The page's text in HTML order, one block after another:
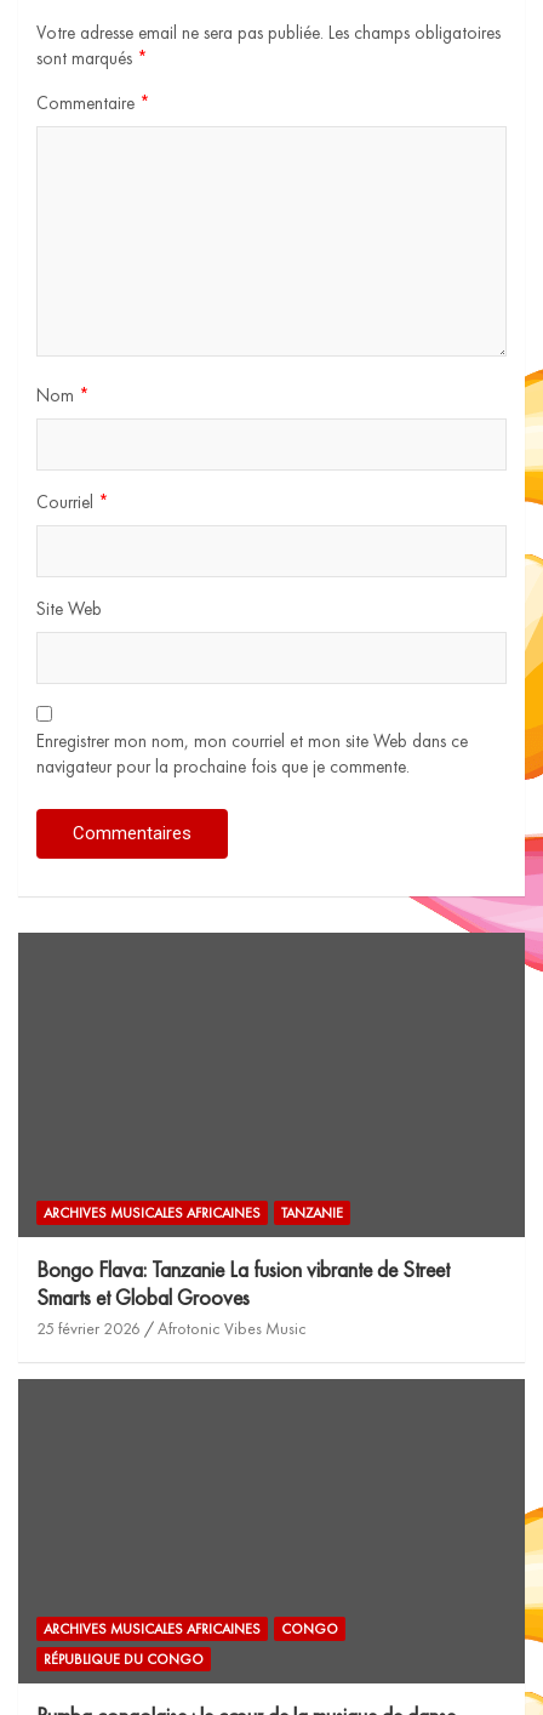
Votre adresse email ne sera pas publiée. Les champs obligatoires
sont marqués *
Commentaire *
Nom *
Courriel *
Site Web
Enregistrer mon nom, mon courriel et mon site Web dans ce
navigateur pour la prochaine fois que je commente.
ARCHIVES MUSICALES AFRICAINES TANZANIE
Bongo Flava: Tanzanie La fusion vibrante de Street
Smarts et Global Grooves
25 février 2026 Afrotonic Vibes Music
ARCHIVES MUSICALES AFRICAINES
CONGO
RÉPUBLIQUE DU CONGO